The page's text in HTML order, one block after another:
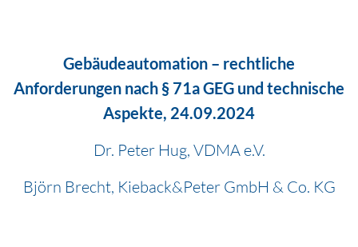
Gebäudeautomation – rechtliche
Anforderungen nach § 71a GEG und technische
Aspekte, 24.09.2024
Dr. Peter Hug, VDMA e.V.
Björn Brecht, Kieback&Peter GmbH & Co. KG